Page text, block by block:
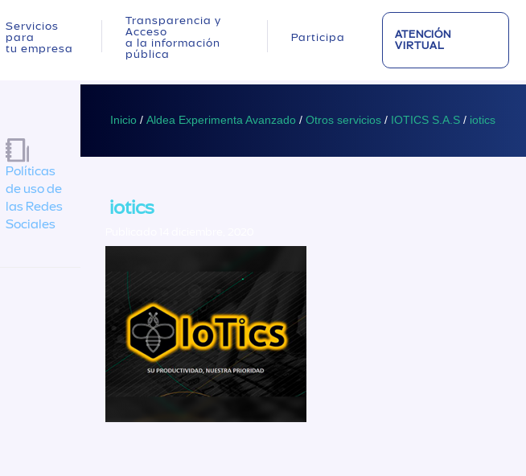
Servicios
para
tu empresa
Transparencia y
Acceso
a la información
pública
Participa
ATENCIÓN
VIRTUAL
Inicio / Aldea Experimenta Avanzado / Otros servicios / IOTICS S.A.S / iotics
iotics
Políticas
de uso de
las Redes
Sociales